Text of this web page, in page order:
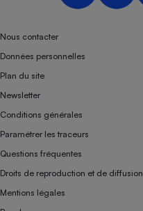
Nous contacter
Données personnelles
Plan du site
Newsletter
Conditions générales
Paramétrer les traceurs
Questions fréquentes
Droits de reproduction et de diffusion
Mentions légales